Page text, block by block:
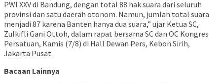
PWI XXV di Bandung, dengan total 88 hak suara dari seluruh
provinsi dan satu daerah otonom. Namun, jumlah total suara
menjadi 87 karena Banten hanya dua suara,” ujar Ketua SC,
Zulkifli Gani Ottoh, dalam rapat bersama SC dan OC Kongres
Persatuan, Kamis (7/8) di Hall Dewan Pers, Kebon Sirih,
Jakarta Pusat.
Bacaan Lainnya